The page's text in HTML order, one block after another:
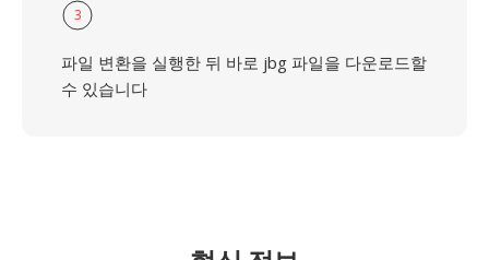
3
파일 변환을 실행한 뒤 바로 jbg 파일을 다운로드할
수 있습니다